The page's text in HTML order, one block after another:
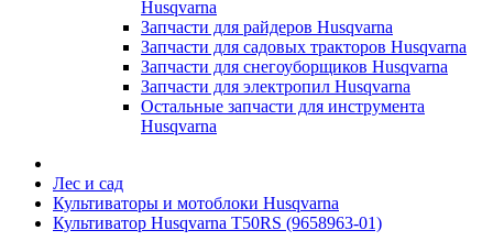
Husqvarna
Запчасти для райдеров Husqvarna
Запчасти для садовых тракторов Husqvarna
Запчасти для снегоуборщиков Husqvarna
Запчасти для электропил Husqvarna
Остальные запчасти для инструмента
Husqvarna
Лес и сад
Культиваторы и мотоблоки Husqvarna
Культиватор Husqvarna T50RS (9658963-01)